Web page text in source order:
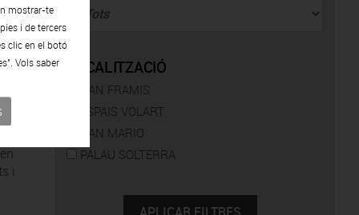
i
LOCALITZACIÓ
CAN FRAMIS
ESPAIS VOLART
CAN MARIO
PALAU SOLTERRA
mostrar-te
i de tercers
clic en el botó
Vols saber